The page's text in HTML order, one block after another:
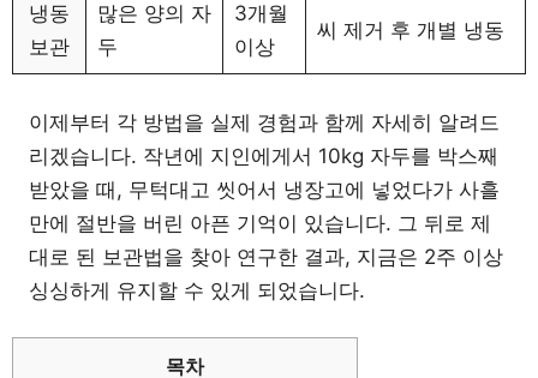
냉동
보관
많은 양의 자
두
3개월
이상
씨 제거 후 개별 냉동
이제부터 각 방법을 실제 경험과 함께 자세히 알려드
리겠습니다. 작년에 지인에게서 10kg 자두를 박스째
받았을 때, 무턱대고 씻어서 냉장고에 넣었다가 사흘
만에 절반을 버린 아픈 기억이 있습니다. 그 뒤로 제
대로 된 보관법을 찾아 연구한 결과, 지금은 2주 이상
싱싱하게 유지할 수 있게 되었습니다.
목차